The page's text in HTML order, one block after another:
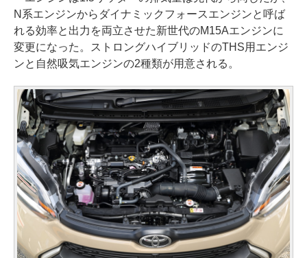
N系エンジンからダイナミックフォースエンジンと呼ば
れる効率と出力を両立させた新世代のM15Aエンジンに
変更になった。ストロングハイブリッドのTHS用エンジ
ンと自然吸気エンジンの2種類が用意される。